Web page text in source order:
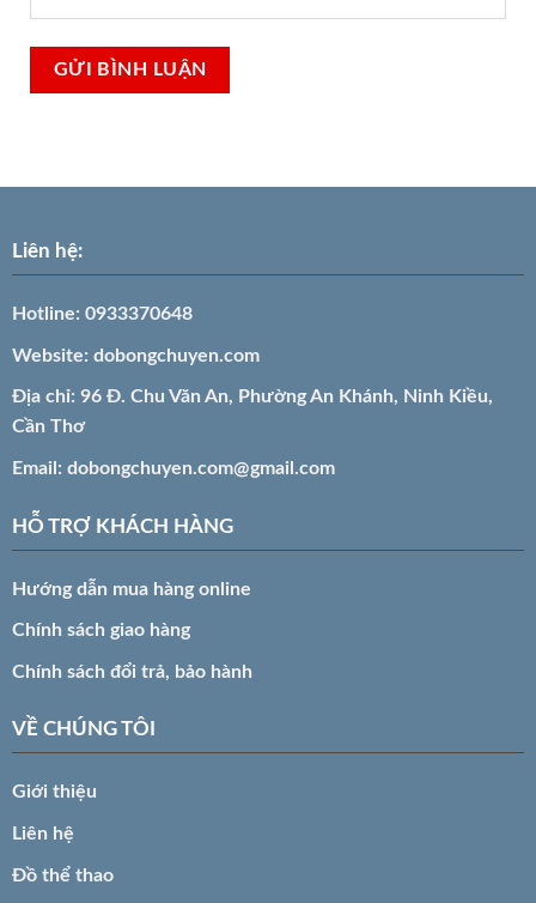
Liên hệ:
Hotline: 0933370648
Website: dobongchuyen.com
Địa chỉ: 96 Đ. Chu Văn An, Phường An Khánh, Ninh Kiều,
Cần Thơ
Email: dobongchuyen.com@gmail.com
HỖ TRỢ KHÁCH HÀNG
Hướng dẫn mua hàng online
Chính sách giao hàng
Chính sách đổi trả, bảo hành
VỀ CHÚNG TÔI
Giới thiệu
Liên hệ
Đồ thể thao